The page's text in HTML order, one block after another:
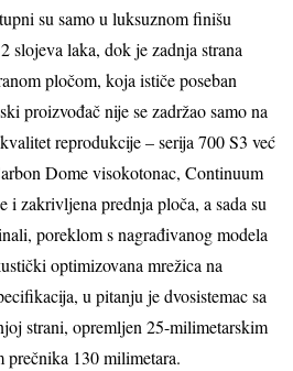
su samo u luksuznom finišu
slojeva laka, dok je zadnja strana
pločom, koja ističe poseban
proizvođač nije se zadržao samo na
reprodukcije – serija 700 S3 već
Dome visokotonac, Continuum
i zakrivljena prednja ploča, a sada su
poreklom s nagrađivanog modela
optimizovana mrežica na
u pitanju je dvosistemac sa
strani, opremljen 25-milimetarskim
prečnika 130 milimetara.